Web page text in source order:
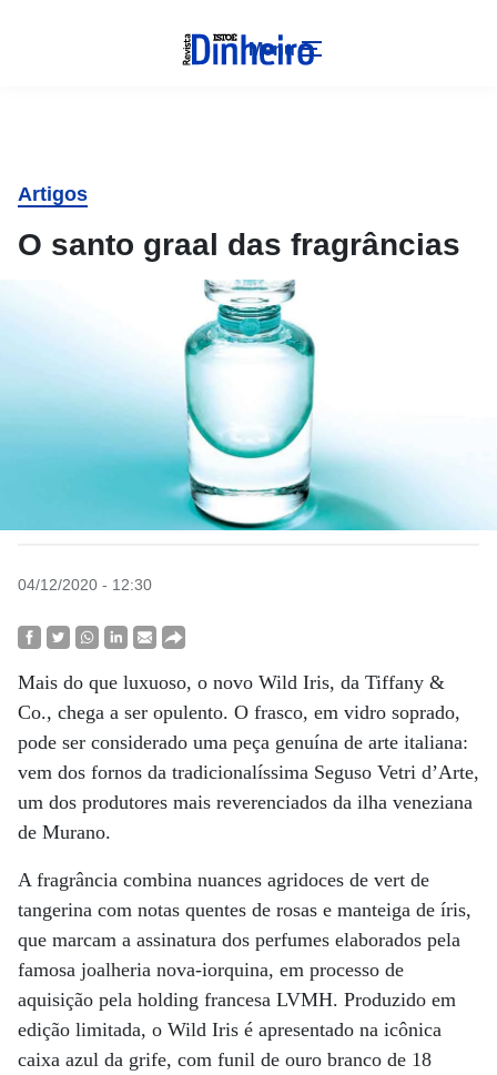
Menu
Artigos
O santo graal das fragrâncias
04/12/2020 - 12:30
Mais do que luxuoso, o novo Wild Iris, da Tiffany &
Co., chega a ser opulento. O frasco, em vidro soprado,
pode ser considerado uma peça genuína de arte italiana:
vem dos fornos da tradicionalíssima Seguso Vetri d’Arte,
um dos produtores mais reverenciados da ilha veneziana
de Murano.
A fragrância combina nuances agridoces de vert de
tangerina com notas quentes de rosas e manteiga de íris,
que marcam a assinatura dos perfumes elaborados pela
famosa joalheria nova-iorquina, em processo de
aquisição pela holding francesa LVMH. Produzido em
edição limitada, o Wild Iris é apresentado na icônica
caixa azul da grife, com funil de ouro branco de 18